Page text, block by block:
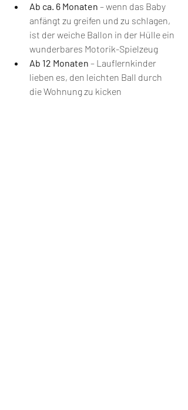
Ab ca. 6 Monaten – wenn das Baby
anfängt zu greifen und zu schlagen,
ist der weiche Ballon in der Hülle ein
wunderbares Motorik-Spielzeug
Ab 12 Monaten – Lauflernkinder
lieben es, den leichten Ball durch
die Wohnung zu kicken